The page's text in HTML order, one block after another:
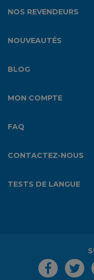
NOS REVENDEURS
NOUVEAUTÉS
BLOG
MON COMPTE
FAQ
CONTACTEZ-NOUS
TESTS DE LANGUE